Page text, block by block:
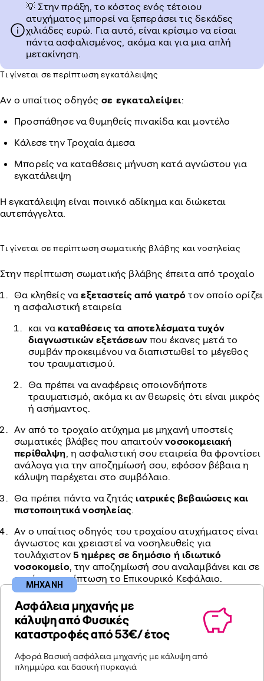
💡 Στην πράξη, το κόστος ενός τέτοιου
ατυχήματος μπορεί να ξεπεράσει τις δεκάδες
χιλιάδες ευρώ. Για αυτό, είναι κρίσιμο να είσαι
πάντα ασφαλισμένος, ακόμα και για μια απλή
μετακίνηση.
Τι γίνεται σε περίπτωση εγκατάλειψης
Αν ο υπαίτιος οδηγός σε εγκαταλείψει:
Προσπάθησε να θυμηθείς πινακίδα και μοντέλο
Κάλεσε την Τροχαία άμεσα
Μπορείς να καταθέσεις μήνυση κατά αγνώστου για
εγκατάλειψη
Η εγκατάλειψη είναι ποινικό αδίκημα και διώκεται
αυτεπάγγελτα.
Τι γίνεται σε περίπτωση σωματικής βλάβης και νοσηλείας
Στην περίπτωση σωματικής βλάβης έπειτα από τροχαίο
Θα κληθείς ναεξεταστείς από γιατρό τον οποίο ορίζει
η ασφαλιστική εταιρεία
και να καταθέσεις τα αποτελέσματα τυχόν
διαγνωστικών εξετάσεωνπου έκανες μετά το
συμβάν προκειμένου να διαπιστωθεί το μέγεθος
του τραυματισμού.
Θα πρέπει να αναφέρεις οποιονδήποτε
τραυματισμό, ακόμα κι αν θεωρείς ότι είναι μικρός
ή ασήμαντος.
Αν από το τροχαίο ατύχημα με μηχανή υποστείς
σωματικές βλάβες που απαιτούννοσοκομειακή
περίθαλψη, η ασφαλιστική σου εταιρεία θα φροντίσει
ανάλογα για την αποζημίωσή σου, εφόσον βέβαια η
κάλυψη παρέχεται στο συμβόλαιο.
Θα πρέπει πάντα να ζητάς ιατρικές βεβαιώσεις και
πιστοποιητικά νοσηλείας.
Αν ο υπαίτιος οδηγός του τροχαίου ατυχήματος είναι
άγνωστος και χρειαστεί να νοσηλευθείς για
τουλάχιστον 5 ημέρες σε δημόσιο ή ιδιωτικό
νοσοκομείο, την αποζημίωσή σου αναλαμβάνει και σε
αυτή την περίπτωση το Επικουρικό Κεφάλαιο.
Ασφάλεια μηχανής με
κάλυψη από Φυσικές
καταστροφές από 53€/ έτος
Αφορά Βασική ασφάλεια μηχανής με κάλυψη από
πλημμύρα και δασική πυρκαγιά
ΜΗΧΑΝΗ